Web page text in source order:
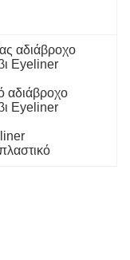
αδιάβροχο
Eyeliner
αδιάβροχο
Eyeliner